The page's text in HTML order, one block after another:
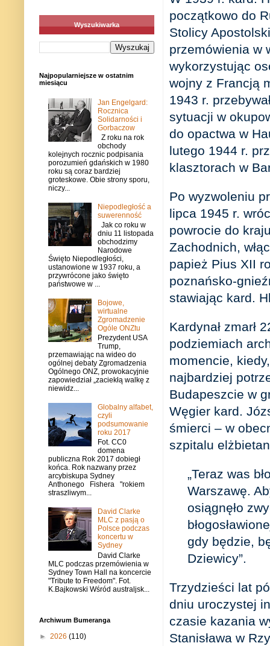
początkowo do
Stolicy
przemówienia w
wykorzystując
wojny z Francją
1943 r.
sytuacji w
do opactwa w
lutego 1944 r.
klasztorach w
Po wyzwoleniu
lipca 1945 r.
powrocie do
Zachodnich,
papież Pius XII
poznańsko-
stawiając kard.
Kardynał zmarł
podziemiach
momencie,
najbardziej
Budapeszcie w
Węgier kard.
śmierci – w
szpitalu
„Teraz was
Warszawę.
osiągnęło
gdy będzie,
Dziewicy”.
Trzydzieści lat
dniu uroczystej
czasie kazania
Stanisława w
Wyszukiwarka
Najpopularniejsze w ostatnim
miesiącu
Jan Engelgard:
Rocznica
Solidarności i
Gorbaczow
Z roku na rok
obchody
kolejnych rocznic podpisania
porozumień gdańskich w 1980
roku są coraz bardziej
groteskowe. Obie strony sporu,
niczy...
Niepodległość a
suwerenność
Jak co roku w
dniu 11 listopada
obchodzimy
Narodowe
Święto Niepodległości,
ustanowione w 1937 roku, a
przywrócone jako święto
państwowe w ...
Bojowe,
wirtualne
Zgromadzenie
Ogóle ONZtu
Prezydent USA
Trump,
przemawiając na wideo do
ogólnej debaty Zgromadzenia
Ogólnego ONZ, prowokacyjnie
zapowiedział „zaciekłą walkę z
niewidz...
Globalny alfabet,
czyli
podsumowanie
roku 2017
Fot. CC0
domena
publiczna Rok 2017 dobiegł
końca. Rok nazwany przez
arcybiskupa Sydney
Anthonego Fishera "rokiem
straszliwym...
David Clarke
MLC z pasją o
Polsce podczas
koncertu w
Sydney
David Clarke
MLC podczas przemówienia w
Sydney Town Hall na koncercie
"Tribute to Freedom". Fot.
K.Bajkowski Wśród australjsk...
Archiwum Bumeranga
► 2026 (110)